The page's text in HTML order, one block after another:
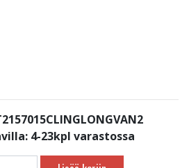
4-23kpl varastossa